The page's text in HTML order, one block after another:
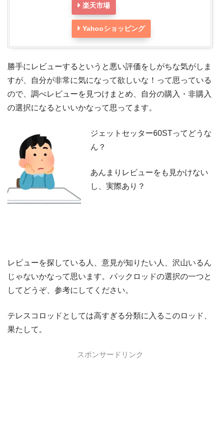
楽天市場
Yahooショッピング
勝手にレビューするというと悪い評価をしがちな気がしま
すが、自分が非常に気になって欲しいな！って思っている
ので、調べレビューを見つけまとめ、自分の購入・非購入
の選択になるといいかなって思ってます。
ジェットセッター60STってどうな
ん？
あんまりレビューをも見かけない
し、実際あり？
レビューを探している人、意見が知りたい人、沢山いるん
じゃないかなって思います。パックロッドの選択の一つと
してどうぞ、参考にしてください。
テレスコロッドとしては高すぎる分類に入るこのロッド、
果たして。
スポンサードリンク